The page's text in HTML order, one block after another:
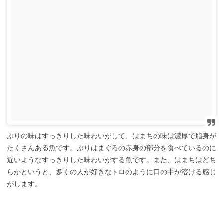
ぶりの味はすっきりした味わいがして、はまちの味は濃厚で脂身が
たくさんある魚です。ぶりはまぐろの赤身の部分を食べているのに
近いようなすっきりした味わいがする魚です。また、はまちはどち
らかというと、多くの人が好きなトロのように口の中が溶ける感じ
がします。